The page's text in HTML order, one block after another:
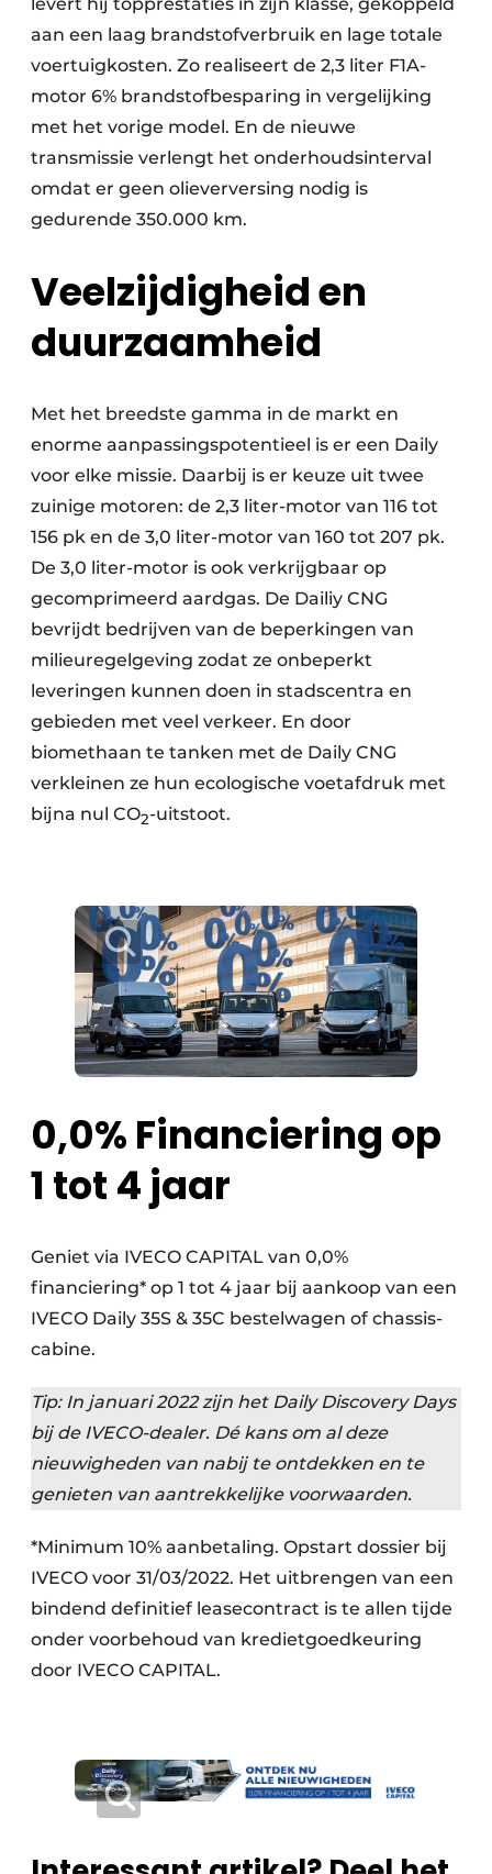
aan een laag brandstofverbruik en lage totale
voertuigkosten. Zo realiseert de 2,3 liter F1A-
motor 6% brandstofbesparing in vergelijking
met het vorige model. En de nieuwe
transmissie verlengt het onderhoudsinterval
omdat er geen olieverversing nodig is
gedurende 350.000 km.
Veelzijdigheid en
duurzaamheid
Met het breedste gamma in de markt en
enorme aanpassingspotentieel is er een Daily
voor elke missie. Daarbij is er keuze uit twee
zuinige motoren: de 2,3 liter-motor van 116 tot
156 pk en de 3,0 liter-motor van 160 tot 207 pk.
De 3,0 liter-motor is ook verkrijgbaar op
gecomprimeerd aardgas. De Dailiy CNG
bevrijdt bedrijven van de beperkingen van
milieuregelgeving zodat ze onbeperkt
leveringen kunnen doen in stadscentra en
gebieden met veel verkeer. En door
biomethaan te tanken met de Daily CNG
verkleinen ze hun ecologische voetafdruk met
bijna nul CO2-uitstoot.
0,0% Financiering op
1 tot 4 jaar
Geniet via IVECO CAPITAL van 0,0%
financiering* op 1 tot 4 jaar bij aankoop van een
IVECO Daily 35S & 35C bestelwagen of chassis-
cabine.
Tip: In januari 2022 zijn het Daily Discovery Days
bij de IVECO-dealer. Dé kans om al deze
nieuwigheden van nabij te ontdekken en te
genieten van aantrekkelijke voorwaarden.
*Minimum 10% aanbetaling. Opstart dossier bij
IVECO voor 31/03/2022. Het uitbrengen van een
bindend definitief leasecontract is te allen tijde
onder voorbehoud van kredietgoedkeuring
door IVECO CAPITAL.